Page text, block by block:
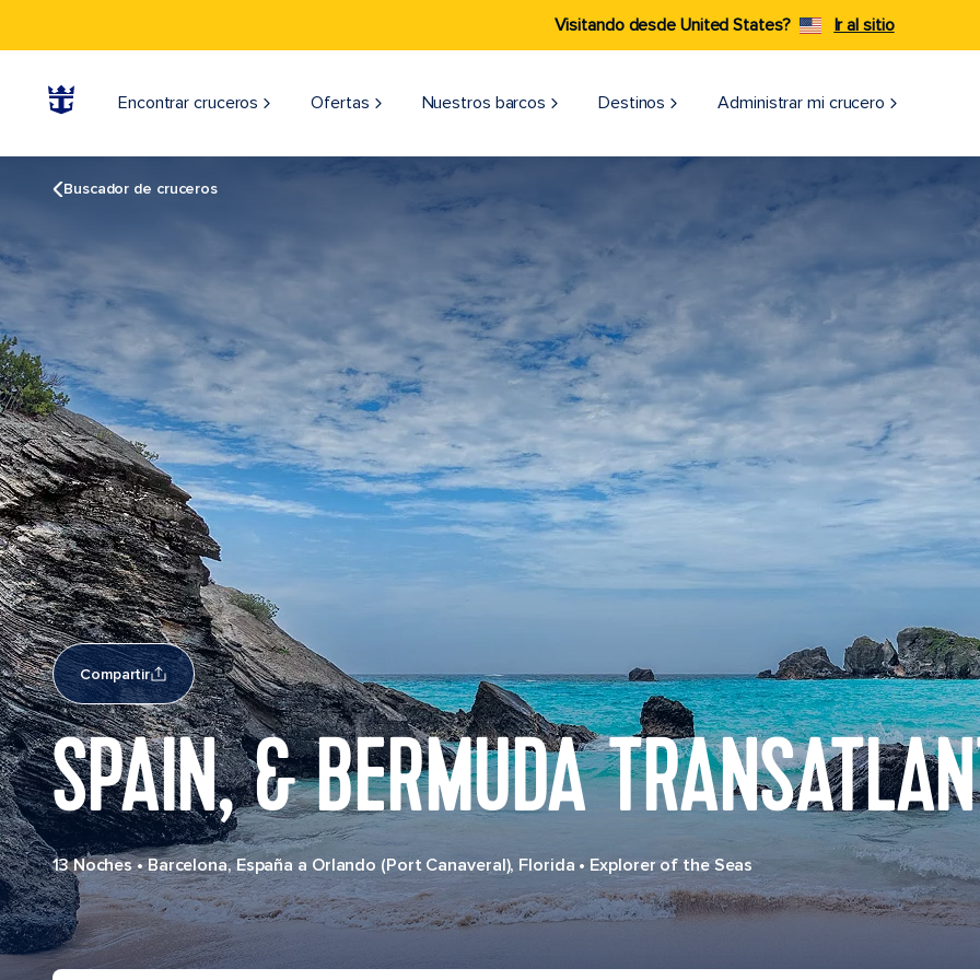
Visitando desde United States? Ir al sitio
Encontrar cruceros Ofertas Nuestros barcos Destinos Administrar mi crucero
Buscador de cruceros
Compartir
SPAIN, & BERMUDA
13 Noches•Barcelona, España a Orlando (Port Canaveral), Florida • Explorer of the Seas